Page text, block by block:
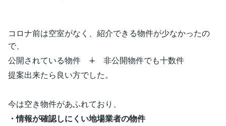
コロナ前は空室がなく、紹介できる物件が少なかったの
で、
公開されている物件 ∔ 非公開物件でも十数件
提案出来たら良い方でした。
今は空き物件があふれており、
・情報が確認しにくい地場業者の物件